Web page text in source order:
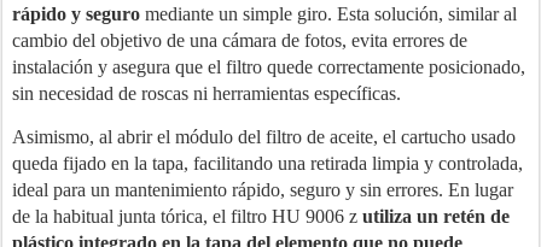
rápido y seguro mediante un simple giro. Esta solución, similar al
cambio del objetivo de una cámara de fotos, evita errores de
instalación y asegura que el filtro quede correctamente posicionado,
sin necesidad de roscas ni herramientas específicas.
Asimismo, al abrir el módulo del filtro de aceite, el cartucho usado
queda fijado en la tapa, facilitando una retirada limpia y controlada,
ideal para un mantenimiento rápido, seguro y sin errores. En lugar
de la habitual junta tórica, el filtro HU 9006 z utiliza un retén de